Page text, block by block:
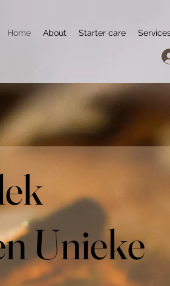
Home About Starter care
Unieke